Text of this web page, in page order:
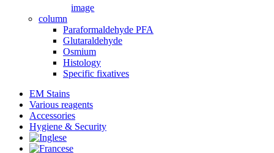
image
column
Paraformaldehyde PFA
Glutaraldehyde
Osmium
Histology
Specific fixatives
EM Stains
Various reagents
Accessories
Hygiene & Security